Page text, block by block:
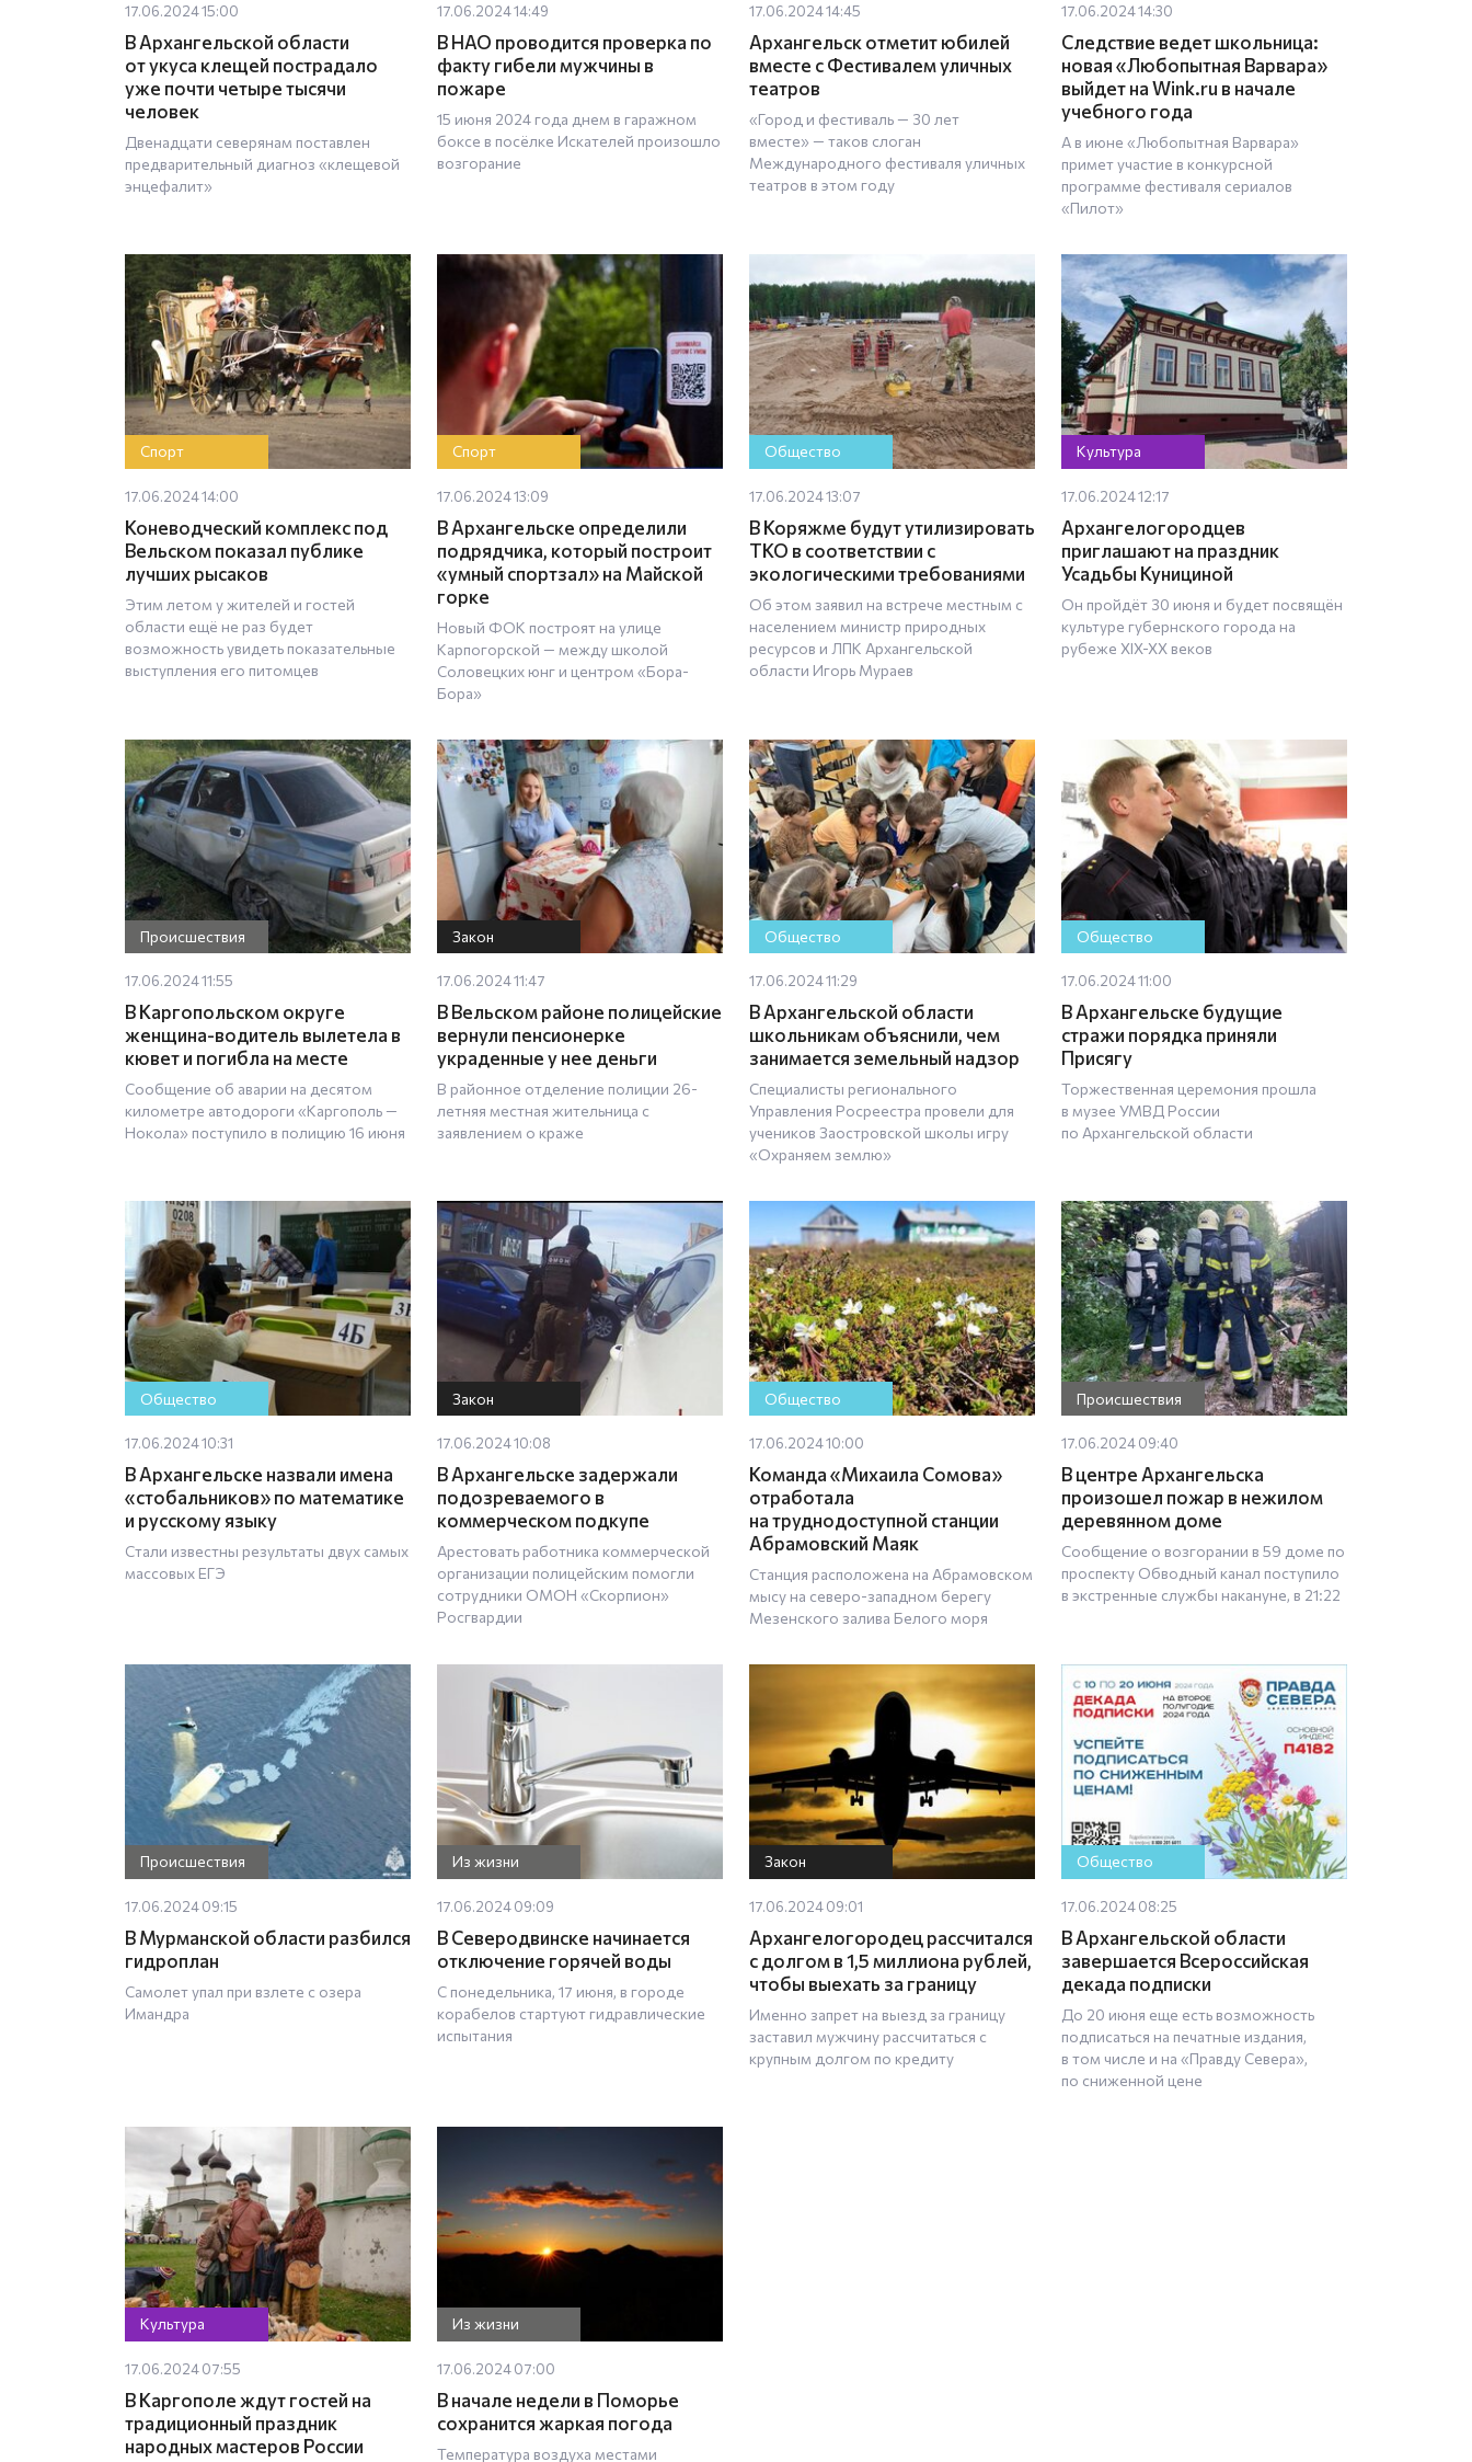
17.06.2024 15:00
В Архангельской области
от укуса клещей пострадало
уже почти четыре тысячи
человек
Двенадцати северянам поставлен
предварительный диагноз «клещевой
энцефалит»
17.06.2024 14:49
В НАО проводится проверка по
факту гибели мужчины в
пожаре
15 июня 2024 года днем в гаражном
боксе в посёлке Искателей произошло
возгорание
17.06.2024 14:45
Архангельск отметит юбилей
вместе с Фестивалем уличных
театров
«Город и фестиваль — 30 лет
вместе» — таков слоган
Международного фестиваля уличных
театров в этом году
17.06.2024 14:30
Следствие ведет школьница:
новая «Любопытная Варвара»
выйдет на Wink.ru в начале
учебного года
А в июне «Любопытная Варвара»
примет участие в конкурсной
программе фестиваля сериалов
«Пилот»
Спорт
17.06.2024 14:00
Коневодческий комплекс под
Вельском показал публике
лучших рысаков
Этим летом у жителей и гостей
области ещё не раз будет
возможность увидеть показательные
выступления его питомцев
Спорт
17.06.2024 13:09
В Архангельске определили
подрядчика, который построит
«умный спортзал» на Майской
горке
Новый ФОК построят на улице
Карпогорской — между школой
Соловецких юнг и центром «Бора-
Бора»
Общество
17.06.2024 13:07
В Коряжме будут утилизировать
ТКО в соответствии с
экологическими требованиями
Об этом заявил на встрече местным с
населением министр природных
ресурсов и ЛПК Архангельской
области Игорь Мураев
Культура
17.06.2024 12:17
Архангелогородцев
приглашают на праздник
Усадьбы Кунициной
Он пройдёт 30 июня и будет посвящён
культуре губернского города на
рубеже XIX-XX веков
Происшествия
17.06.2024 11:55
В Каргопольском округе
женщина-водитель вылетела в
кювет и погибла на месте
Сообщение об аварии на десятом
километре автодороги «Каргополь —
Нокола» поступило в полицию 16 июня
Закон
17.06.2024 11:47
В Вельском районе полицейские
вернули пенсионерке
украденные у нее деньги
В районное отделение полиции 26-
летняя местная жительница с
заявлением о краже
Общество
17.06.2024 11:29
В Архангельской области
школьникам объяснили, чем
занимается земельный надзор
Специалисты регионального
Управления Росреестра провели для
учеников Заостровской школы игру
«Охраняем землю»
Общество
17.06.2024 11:00
В Архангельске будущие
стражи порядка приняли
Присягу
Торжественная церемония прошла
в музее УМВД России
по Архангельской области
Общество
17.06.2024 10:31
В Архангельске назвали имена
«стобальников» по математике
и русскому языку
Стали известны результаты двух самых
массовых ЕГЭ
Закон
17.06.2024 10:08
В Архангельске задержали
подозреваемого в
коммерческом подкупе
Арестовать работника коммерческой
организации полицейским помогли
сотрудники ОМОН «Скорпион»
Росгвардии
Общество
17.06.2024 10:00
Команда «Михаила Сомова»
отработала
на труднодоступной станции
Абрамовский Маяк
Станция расположена на Абрамовском
мысу на северо-западном берегу
Мезенского залива Белого моря
Происшествия
17.06.2024 09:40
В центре Архангельска
произошел пожар в нежилом
деревянном доме
Сообщение о возгорании в 59 доме по
проспекту Обводный канал поступило
в экстренные службы накануне, в 21:22
Происшествия
17.06.2024 09:15
В Мурманской области разбился
гидроплан
Самолет упал при взлете с озера
Имандра
Из жизни
17.06.2024 09:09
В Северодвинске начинается
отключение горячей воды
С понедельника, 17 июня, в городе
корабелов стартуют гидравлические
испытания
Закон
17.06.2024 09:01
Архангелогородец рассчитался
с долгом в 1,5 миллиона рублей,
чтобы выехать за границу
Именно запрет на выезд за границу
заставил мужчину рассчитаться с
крупным долгом по кредиту
Общество
17.06.2024 08:25
В Архангельской области
завершается Всероссийская
декада подписки
До 20 июня еще есть возможность
подписаться на печатные издания,
в том числе и на «Правду Севера»,
по сниженной цене
Культура
17.06.2024 07:55
В Каргополе ждут гостей на
традиционный праздник
народных мастеров России
Из жизни
17.06.2024 07:00
В начале недели в Поморье
сохранится жаркая погода
Температура воздуха местами